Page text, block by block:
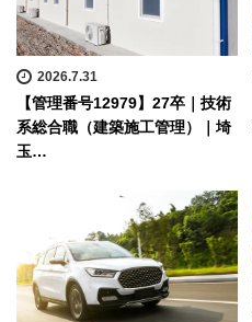
2026.7.31
【管理番号12979】27卒｜技術
系総合職（建築施工管理）｜埼
玉…